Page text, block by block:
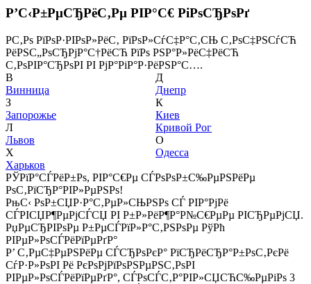
Р’С‹Р±РµСЂРёС‚Рµ РІР°С€ РіРѕСЂРѕРґ
Р­С‚Рѕ РїРѕР·РІРѕР»РёС‚ РїРѕР»СѓС‡Р°С‚СЊ С‚РѕС‡РЅСѓСЋ
РёРЅС„РѕСЂРјР°С†РёСЋ РїРѕ РЅР°Р»РёС‡РёСЋ
С‚РѕРІР°СЂРѕРІ РІ РјР°РіР°Р·РёРЅР°С….
В
Винница
З
Запорожье
Л
Львов
Х
Харьков
Д
Днепр
К
Киев
Кривой Рог
О
Одесса
РЎРїР°СЃРёР±Рѕ, РІР°С€Рµ СЃРѕРѕР±С‰РµРЅРёРµ
РѕС‚РїСЂР°РІР»РµРЅРѕ!
РњС‹ РѕР±СЏР·Р°С‚РµР»СЊРЅРѕ СЃ РІР°РјРё
СЃРІСЏР¶РµРјСЃСЏ РІ Р±Р»РёР¶Р°Р№С€РµРµ РІСЂРµРјСЏ.
РџРµСЂРІРѕРµ Р±РµСЃРїР»Р°С‚РЅРѕРµ РўРћ
РІРµР»РѕСЃРёРїРµРґР°
Р’ С‚РµС‡РµРЅРёРµ СЃСЂРѕРєР° РїСЂРёСЂР°Р±РѕС‚РєРё
СѓР·Р»РѕРІ Рё РєРѕРјРїРѕРЅРµРЅС‚РѕРІ
РІРµР»РѕСЃРёРїРµРґР°, СЃРѕСЃС‚Р°РІР»СЏСЋС‰РµРіРѕ 3